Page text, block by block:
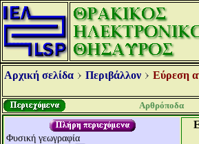
Αρχική σελίδα Περιβάλλον Εύρεση
Αρθρόποδα
Φυσική γεωγραφία